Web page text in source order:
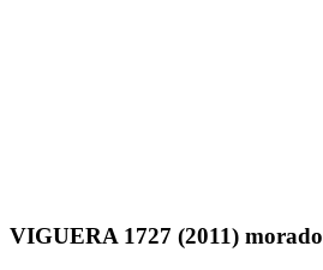
VIGUERA 1727 (2011) morado